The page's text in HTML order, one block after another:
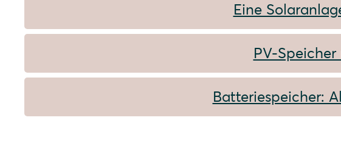
Eine
PV-
Batteriespeicher: